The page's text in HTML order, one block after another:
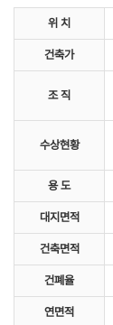
위 치
건축가
조 직
수상현황
용 도
대지면적
건축면적
건폐율
연면적